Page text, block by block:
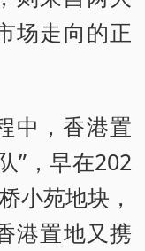
场走向的正
中，香港置
”，早在202
小苑地块，
港置地又携